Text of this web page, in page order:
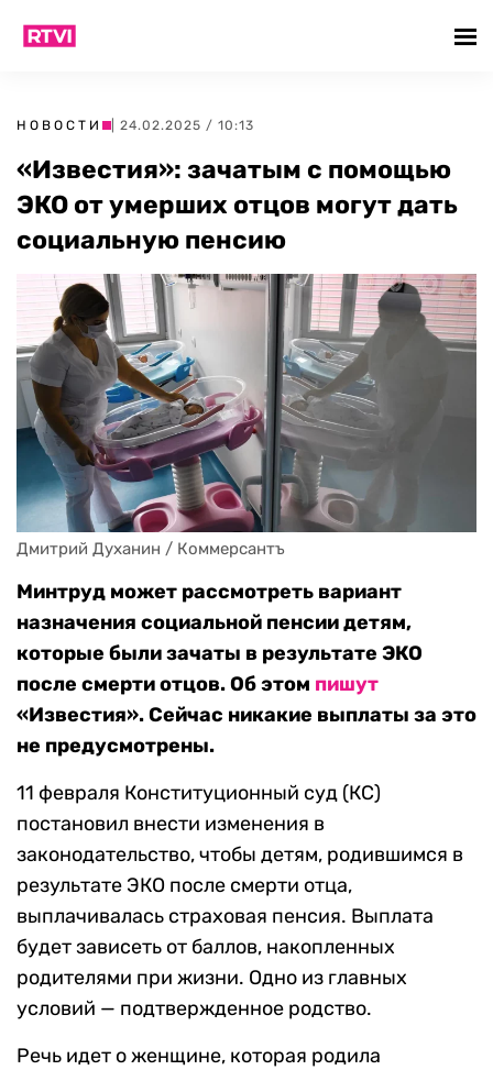
НОВОСТИ | 24.02.2025 / 10:13
«Известия»: зачатым с помощью
ЭКО от умерших отцов могут дать
социальную пенсию
Дмитрий Духанин / Коммерсантъ
Минтруд может рассмотреть вариант
назначения социальной пенсии детям,
которые были зачаты в результате ЭКО
после смерти отцов. Об этом пишут
«Известия». Сейчас никакие выплаты за это
не предусмотрены.
11 февраля Конституционный суд (КС)
постановил внести изменения в
законодательство, чтобы детям, родившимся в
результате ЭКО после смерти отца,
выплачивалась страховая пенсия. Выплата
будет зависеть от баллов, накопленных
родителями при жизни. Одно из главных
условий — подтвержденное родство.
Речь идет о женщине, которая родила